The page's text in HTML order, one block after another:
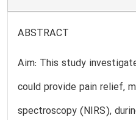
ABSTRACT
Aim: This study
could provide pain relief,
spectroscopy (NIRS),